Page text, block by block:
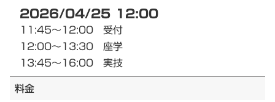
2026/04/25 12:00
11:45～12:00 受付
12:00～13:30 座学
13:45～16:00 実技
料金